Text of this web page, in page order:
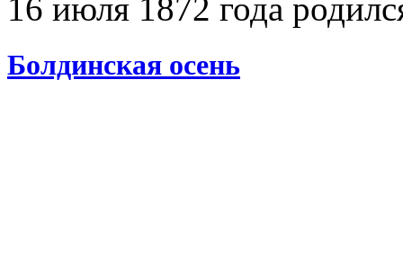
16 июля 1872 года
Болдинская осень